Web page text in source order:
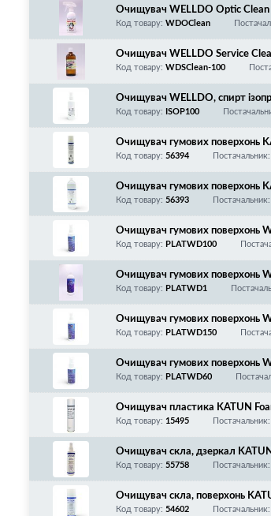
Очищувач WELLDO Optic Clean
ктів і пластикових
Код товару: WDOClean
Очищувач WELLDO Service
ний опис читайте на етикетці!
Код товару: WDSClean-100
Очищувач WELLDO, спирт
зчинник, очищення запчастин
Код товару: ISOP100
Очищувач гумових поверхонь
Код товару: 56394
Очищувач гумових поверхонь
Код товару: 56393
Очищувач гумових поверхонь
прей
Код товару: PLATWD100
Очищувач гумових поверхонь
Код товару: PLATWD1
Очищувач гумових поверхонь
прей
Код товару: PLATWD150
Очищувач гумових поверхонь
ей
Код товару: PLATWD60
Очищувач пластика KATUN
Код товару: 15495
Очищувач скла, дзеркал
Код товару: 55758
Очищувач скла, поверхонь
я зі скла, пластику, кераміки
Код товару: 54602